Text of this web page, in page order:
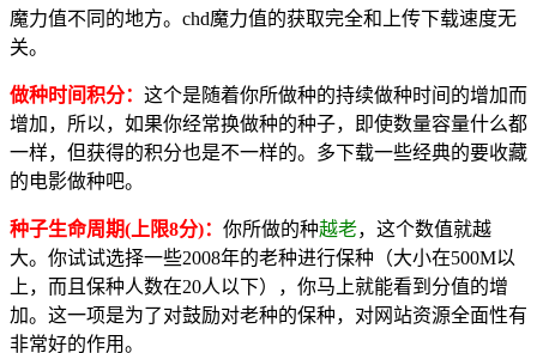
魔力值不同的地方。chd魔力值的获取完全和上传下载速度无
关。
做种时间积分： 这个是随着你所做种的持续做种时间的增加而
增加，所以，如果你经常换做种的种子，即使数量容量什么都
一样，但获得的积分也是不一样的。多下载一些经典的要收藏
的电影做种吧。
种子生命周期(上限8分)： 你所做的种越老，这个数值就越
大。你试试选择一些2008年的老种进行保种（大小在500M以
上，而且保种人数在20人以下），你马上就能看到分值的增
加。这一项是为了对鼓励对老种的保种，对网站资源全面性有
非常好的作用。